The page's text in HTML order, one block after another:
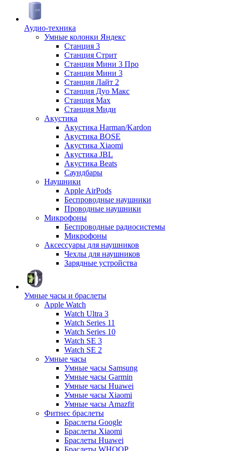
Аудио-техника
Умные колонки Яндекс
Станция 3
Станция Стрит
Станция Мини 3 Про
Станция Мини 3
Станция Лайт 2
Станция Дуо Макс
Станция Max
Станция Миди
Акустика
Акустика Harman/Kardon
Акустика BOSE
Акустика Xiaomi
Акустика JBL
Акустика Beats
Саундбары
Наушники
Apple AirPods
Беспроводные наушники
Проводные наушники
Микрофоны
Беспроводные радиосистемы
Микрофоны
Аксессуары для наушников
Чехлы для наушников
Зарядные устройства
Умные часы и браслеты
Apple Watch
Watch Ultra 3
Watch Series 11
Watch Series 10
Watch SE 3
Watch SE 2
Умные часы
Умные часы Samsung
Умные часы Garmin
Умные часы Huawei
Умные часы Xiaomi
Умные часы Amazfit
Фитнес браслеты
Браслеты Google
Браслеты Xiaomi
Браслеты Huawei
Браслеты WHOOP